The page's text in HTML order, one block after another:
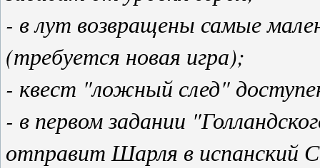
- в лут возвращены самые
(требуется новая игра);
- квест "ложный след"
- в первом задании
отправит Шарля в испанский